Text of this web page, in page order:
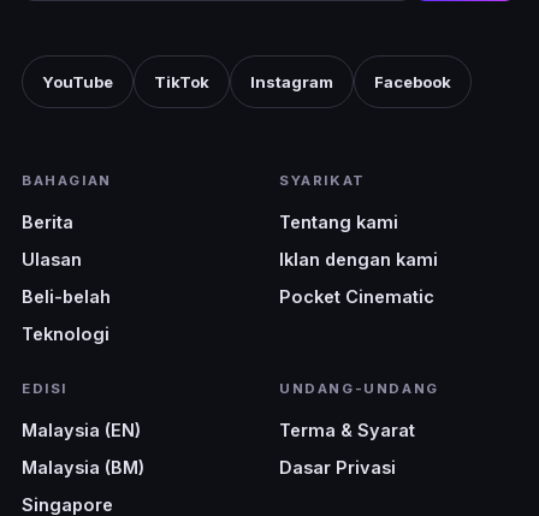
YouTube TikTok Instagram Facebook
BAHAGIAN
Berita
Ulasan
Beli-belah
Teknologi
SYARIKAT
Tentang kami
Iklan dengan kami
Pocket Cinematic
EDISI
Malaysia (EN)
Malaysia (BM)
Singapore
UNDANG-UNDANG
Terma & Syarat
Dasar Privasi